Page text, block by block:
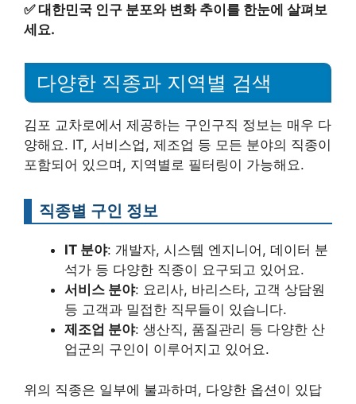
✅대한민국 인구 분포와 변화 추이를 한눈에 살펴보
세요.
다양한 직종과 지역별 검색
김포 교차로에서 제공하는 구인구직 정보는 매우 다
양해요. IT, 서비스업, 제조업 등 모든 분야의 직종이
포함되어 있으며, 지역별로 필터링이 가능해요.
직종별 구인 정보
IT 분야: 개발자, 시스템 엔지니어, 데이터 분
석가 등 다양한 직종이 요구되고 있어요.
서비스 분야: 요리사, 바리스타, 고객 상담원
등 고객과 밀접한 직무들이 있습니다.
제조업 분야: 생산직, 품질관리 등 다양한 산
업군의 구인이 이루어지고 있어요.
위의 직종은 일부에 불과하며, 다양한 옵션이 있답